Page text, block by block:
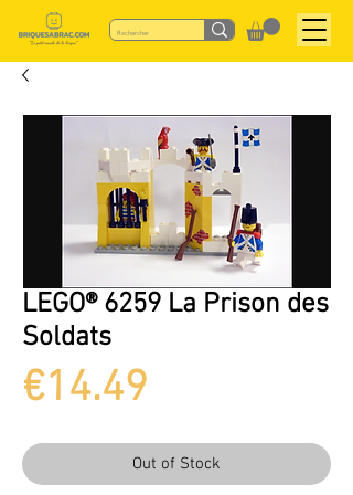
LEGO® 6259 La Prison des
Soldats
€14.49
Out of Stock